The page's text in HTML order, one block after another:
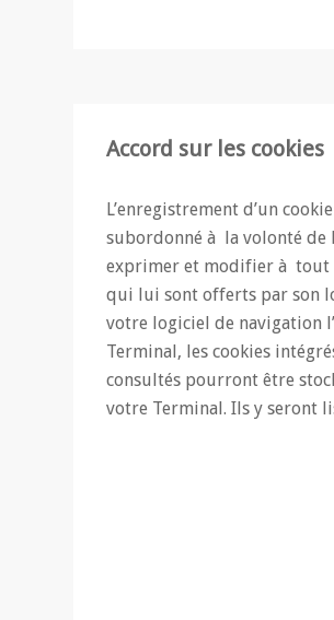
Accord sur les cookies
L’enregistrement d’un
subordonné à la volonté
exprimer et modifier à tout
qui lui sont offerts par son
votre logiciel de navigation
Terminal, les cookies
consultés pourront être
votre Terminal. Ils y seront